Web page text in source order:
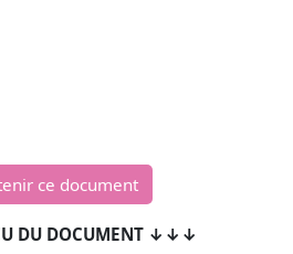
ce document
DU DOCUMENT ↓↓↓